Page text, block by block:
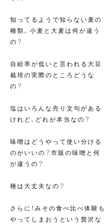
知ってるようで知らない麦の
種類。小麦と大麦は何が違う
の？
自給率が低いと言われる大豆
栽培の実際のところどうな
の？
塩はいろんな売り文句がある
けれど、どれが本当なの？
味噌はどうやって使い分ける
のがいいの？市販の味噌と何
が違うの？
種は大丈夫なの？
さらに！みその食べ比べ体験も
やってしまおうという贅沢な